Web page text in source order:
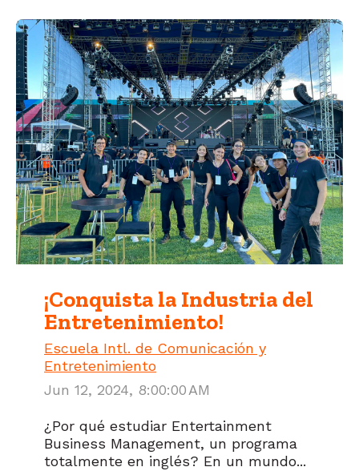
¡Conquista la Industria del
Entretenimiento!
Escuela Intl. de Comunicación y
Entretenimiento
Jun 12, 2024, 8:00:00 AM
¿Por qué estudiar Entertainment
Business Management, un programa
totalmente en inglés? En un mundo...